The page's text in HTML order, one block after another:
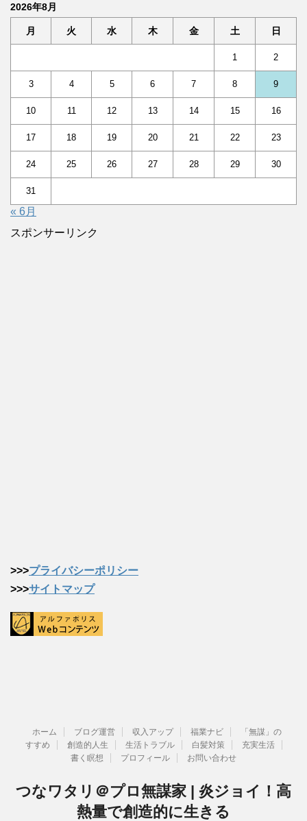
2026年8月
月 火 水 木 金 土 日
1 2
3 4 5 6 7 8 9
10 11 12 13 14 15 16
17 18 19 20 21 22 23
24 25 26 27 28 29 30
31
« 6月
スポンサーリンク
>>>プライバシーポリシー
>>>サイトマップ
ホーム ブログ運営 収入アップ 福業ナビ
「無謀」の
すすめ
創造的人生 生活トラブル 白髪対策
充実生活
書く瞑想
プロフィール お問い合わせ
つなワタリ＠プロ無謀家 | 炎ジョイ！高
熱量で創造的に生きる